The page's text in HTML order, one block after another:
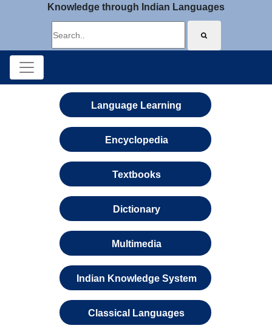
Knowledge through Indian Languages
Language Learning
Encyclopedia
Textbooks
Dictionary
Multimedia
Indian Knowledge System
Classical Languages